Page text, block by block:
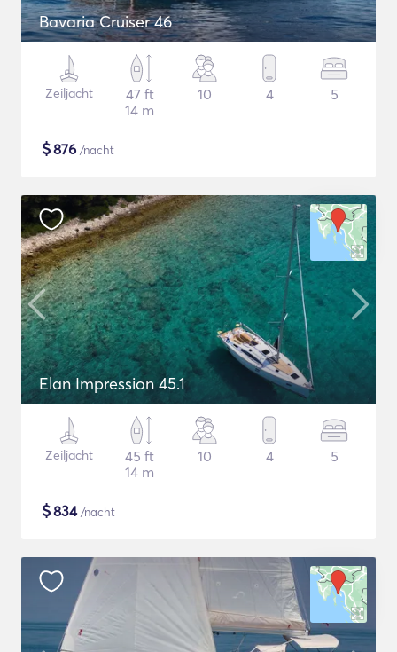
Bavaria Cruiser 46
Zeiljacht
47 ft
14 m
10 4 5
$876 /nacht
Elan Impression 45.1
Zeiljacht
45 ft
14 m
10 4 5
$834/nacht